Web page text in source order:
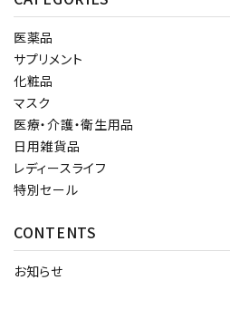
医薬品
サプリメント
化粧品
マスク
医療・介護・衛生用品
日用雑貨品
レディースライフ
特別セール
CONTENTS
お知らせ